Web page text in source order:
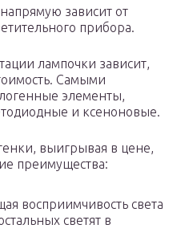
зависит от
прибора.
лампочки зависит,
Самыми
элементы,
и ксеноновые.
выигрывая в цене,
преимущества:
восприимчивость света
светят в